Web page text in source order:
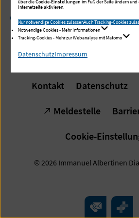
Kontakt
In besten Händen,
Kontakt Datenschutz
Meldestelle
Cookie-
© 2026 Immanuel Albertinen
über dieCookie-Einstellungen im Fuß der Seite ändern
Internetseite aktivieren.
Nur notwendige Cookies zulassenAuch Tracking-Cookies
Notwendige Cookies - Mehr Informationen
Tracking-Cookies - Mehr zur Webanalyse mit Matomo
DatenschutzImpressum